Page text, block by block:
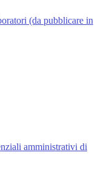
(da pubblicare in
amministrativi di